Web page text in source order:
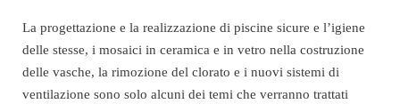
La progettazione e la realizzazione di piscine sicure e l’igiene
delle stesse, i mosaici in ceramica e in vetro nella costruzione
delle vasche, la rimozione del clorato e i nuovi sistemi di
ventilazione sono solo alcuni dei temi che verranno trattati